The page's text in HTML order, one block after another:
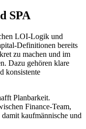
SPA
LOI-Logik und
Definitionen bereits
zu machen und im
Dazu gehören klare
konsistente
Planbarkeit.
Finance-Team,
kaufmännische und